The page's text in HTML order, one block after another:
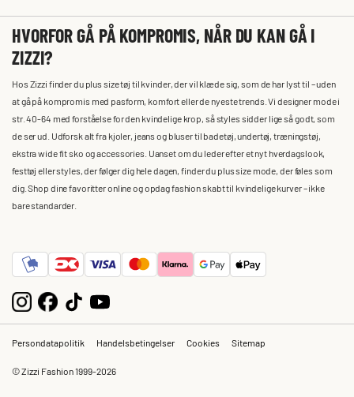
HVORFOR GÅ PÅ KOMPROMIS, NÅR DU KAN GÅ I
ZIZZI?
Hos Zizzi finder du plus size tøj til kvinder, der vil klæde sig, som de har lyst til – uden
at gå på kompromis med pasform, komfort eller de nyeste trends. Vi designer mode i
str. 40-64 med forståelse for den kvindelige krop, så styles sidder lige så godt, som
de ser ud. Udforsk alt fra kjoler, jeans og bluser til badetøj, undertøj, træningstøj,
ekstra wide fit sko og accessories. Uanset om du leder efter et nyt hverdagslook,
festtøj eller styles, der følger dig hele dagen, finder du plus size mode, der føles som
dig. Shop dine favoritter online og opdag fashion skabt til kvindelige kurver – ikke
bare standarder.
Persondatapolitik Handelsbetingelser Cookies Sitemap
© Zizzi Fashion 1999-2026